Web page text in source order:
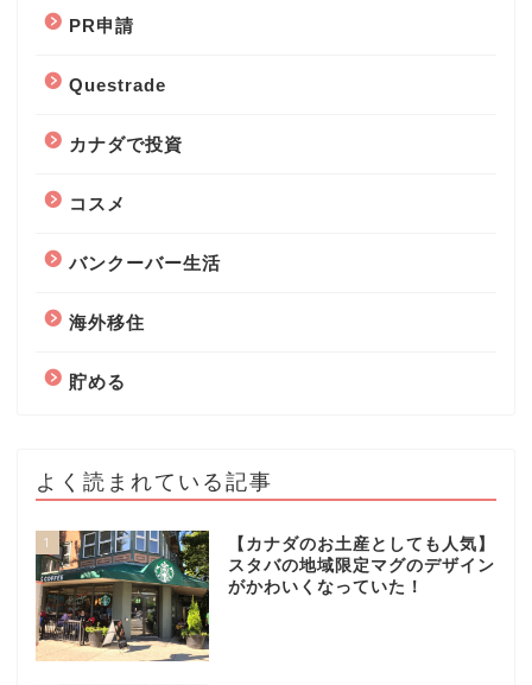
PR申請
Questrade
カナダで投資
コスメ
バンクーバー生活
海外移住
貯める
よく読まれている記事
1
【カナダのお土産としても人気】
スタバの地域限定マグのデザイン
がかわいくなっていた！